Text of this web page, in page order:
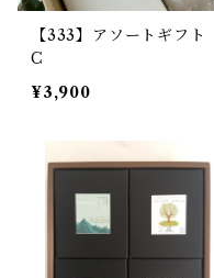
【333】アソートギフト
C
¥3,900